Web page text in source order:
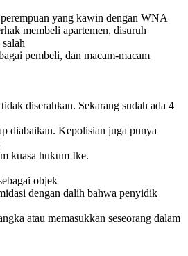
yang kawin dengan WNA
membeli apartemen, disuruh
pembeli, dan macam-macam
diserahkan. Sekarang sudah ada 4
diabaikan. Kepolisian juga punya
kuasa hukum Ike.
objek
dengan dalih bahwa penyidik
atau memasukkan seseorang dalam